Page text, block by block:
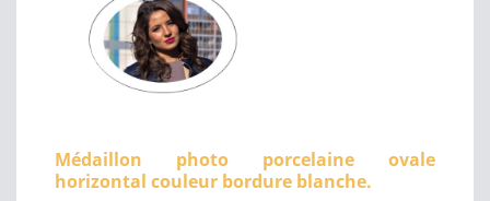
Médaillon photo porcelaine ovale
horizontal couleur bordure blanche.